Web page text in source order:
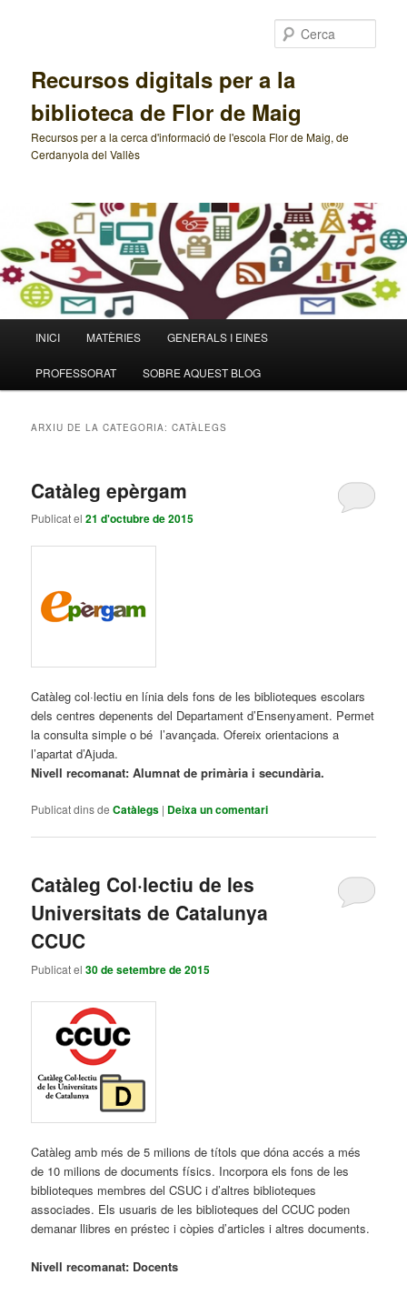
Recursos digitals per a la
biblioteca de Flor de Maig
Recursos per a la cerca d'informació de l'escola Flor de Maig, de
Cerdanyola del Vallès
Aneu
al
Aneu
al
INICI MATÈRIES GENERALS I EINES
PROFESSORAT SOBRE AQUEST BLOG
ARXIU DE LA CATEGORIA:CATÀLEGS
Catàleg epèrgam
Publicat el21 d'octubre de 2015
Catàleg col·lectiu en línia dels fons de les biblioteques escolars
dels centres depenents del Departament d’Ensenyament. Permet
la consulta simple o bé l’avançada. Ofereix orientacions a
l’apartat d’Ajuda.
Nivell recomanat:Alumnat de primària i secundària.
Publicat dins de Catàlegs | Deixa un comentari
Catàleg Col·lectiu de les
Universitats de Catalunya
CCUC
Publicat el30 de setembre de 2015
Catàleg amb més de 5 milions de títols que dóna accés a més
de 10 milions de documents físics. Incorpora els fons de les
biblioteques membres del CSUC i d’altres biblioteques
associades. Els usuaris de les biblioteques del CCUC poden
demanar llibres en préstec i còpies d’articles i altres documents.
Nivell recomanat: Docents